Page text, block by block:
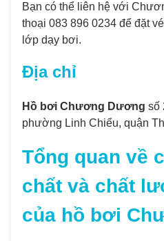
Bạn có thể liên hệ với
thoại 083 896 0234 để đặt
lớp dạy bơi.
Địa chỉ
Hồ bơi Chương Dương số
phường Linh Chiểu, quận
Tổng quan về
chất và chất
của hồ bơi